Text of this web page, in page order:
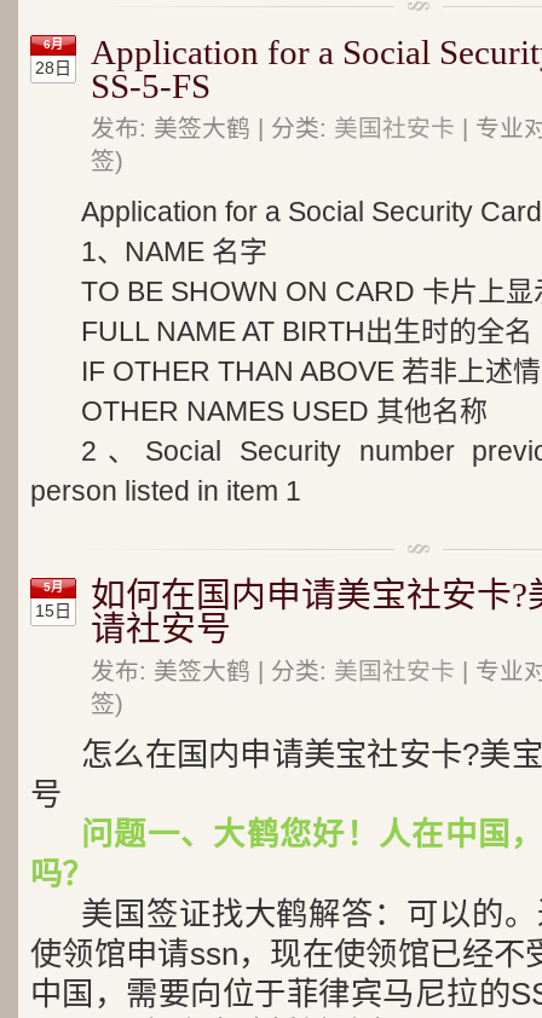
6月
28日
Application for a Social
SS-5-FS
发布: 美签大鹤 | 分类: 美国社安卡 | 专业
签)
Application for a Social Security
1、NAME 名字
TO BE SHOWN ON CARD 卡片上显
FULL NAME AT BIRTH出生时的全名
IF OTHER THAN ABOVE 若非上述
OTHER NAMES USED 其他名称
2、Social Security number
person listed in item 1
5月
15日
如何在国内申请美宝社安卡
请社安号
发布: 美签大鹤 | 分类: 美国社安卡 | 专业
签)
怎么在国内申请美宝社安卡?美
号
问题一、大鹤您好！人在中国
吗？
美国签证找大鹤解答：可以的
使领馆申请ssn，现在使领馆已经不
中国，需要向位于菲律宾马尼拉的